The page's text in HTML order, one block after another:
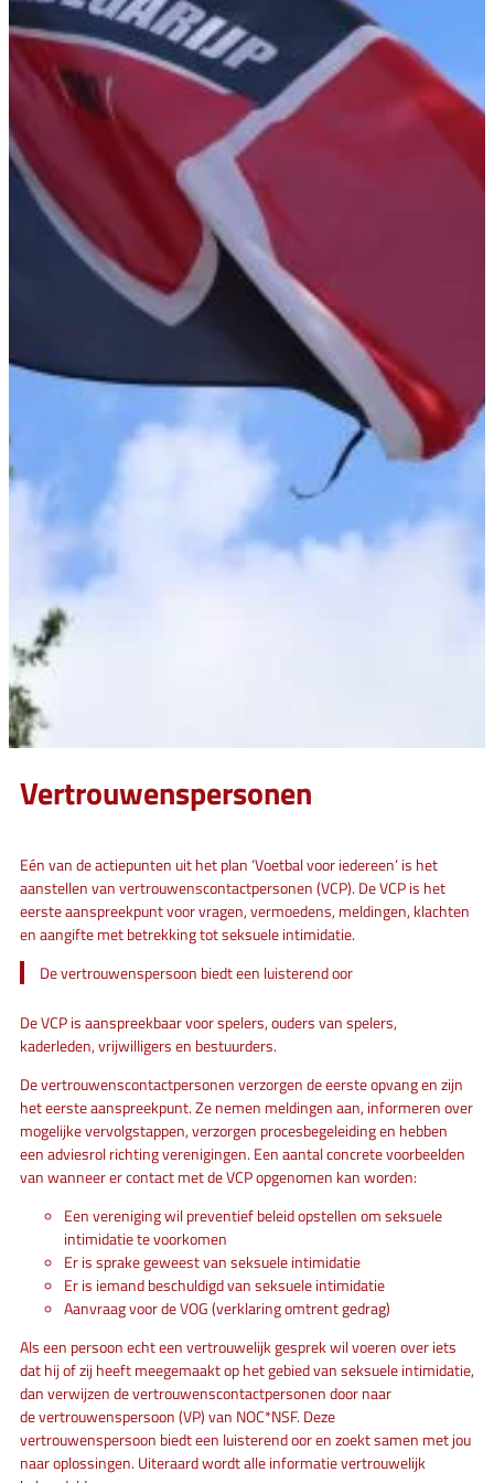
Vertrouwenspersonen
Eén van de actiepunten uit het plan ‘Voetbal voor iedereen’ is het
aanstellen van vertrouwenscontactpersonen (VCP). De VCP is het
eerste aanspreekpunt voor vragen, vermoedens, meldingen, klachten
en aangifte met betrekking tot seksuele intimidatie.
De vertrouwenspersoon biedt een luisterend oor
De VCP is aanspreekbaar voor spelers, ouders van spelers,
kaderleden, vrijwilligers en bestuurders.
De vertrouwenscontactpersonen verzorgen de eerste opvang en zijn
het eerste aanspreekpunt. Ze nemen meldingen aan, informeren over
mogelijke vervolgstappen, verzorgen procesbegeleiding en hebben
een adviesrol richting verenigingen. Een aantal concrete voorbeelden
van wanneer er contact met de VCP opgenomen kan worden:
Een vereniging wil preventief beleid opstellen om seksuele
intimidatie te voorkomen
Er is sprake geweest van seksuele intimidatie
Er is iemand beschuldigd van seksuele intimidatie
Aanvraag voor de VOG (verklaring omtrent gedrag)
Als een persoon echt een vertrouwelijk gesprek wil voeren over iets
dat hij of zij heeft meegemaakt op het gebied van seksuele intimidatie,
dan verwijzen de vertrouwenscontactpersonen door naar
de vertrouwenspersoon (VP) van NOC*NSF. Deze
vertrouwenspersoon biedt een luisterend oor en zoekt samen met jou
naar oplossingen. Uiteraard wordt alle informatie vertrouwelijk